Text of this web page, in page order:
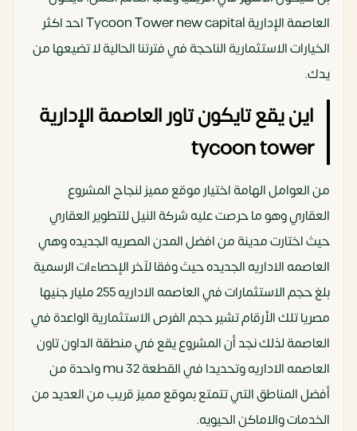
العاصمة الإدارية Tycoon Tower new capital احد اكثر
الخيارات الاستثمارية الناحجة في فترتنا الحالية لا تضيعها من
يدك.
اين يقع تايكون تاور العاصمة الإدارية
tycoon tower
من العوامل الهامة اختيار موقع مميز لنجاح المشروع
العقاري وهو ما حرصت عليه شركة النيل للتطوير العقاري
حيث اختارت مدينة من افضل المدن المصريه الجديده وهي
العاصمه الاداريه الجديده حيث وفقا لآخر الإحصاءات الرسمية
بلغ حجم الاستثمارات في العاصمه الاداريه 255 مليار جنيها
مصريا تلك الأرقام تشير حجم الفرص الاستثمارية الواعدة في
العاصمة لذلك نجد أن المشروع يقع في منطقة الداون تاون
العاصمه الاداريه وتحديدا في القطعة mu 32 واحدة من
أفضل المناطق التي تتمتع بموقع مميز قريب من العديد من
الخدمات والاماكن الحيويه.